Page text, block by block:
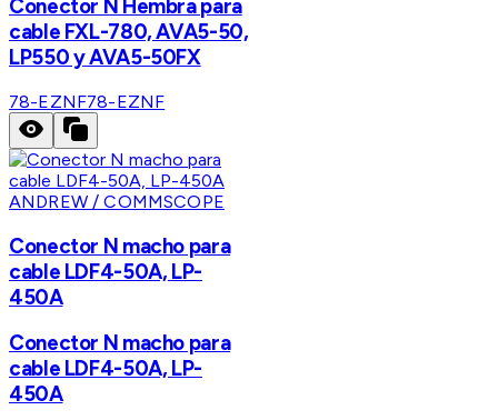
Conector N Hembra para
cable FXL-780, AVA5-50,
LP550 y AVA5-50FX
78-EZNF78-EZNF
ANDREW / COMMSCOPE
Conector N macho para
cable LDF4-50A, LP-
450A
Conector N macho para
cable LDF4-50A, LP-
450A